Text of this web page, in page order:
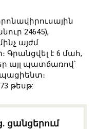
24645),
այժմ
Գրանցվել է 6 մահ,
այլ պատճառով՝
պացիենտ։
թեսթ:
ցանցերում